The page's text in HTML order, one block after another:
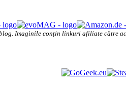
Imaginile conțin linkuri afiliate către